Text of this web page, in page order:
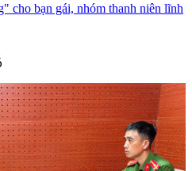
cho bạn gái, nhóm thanh niên lĩnh